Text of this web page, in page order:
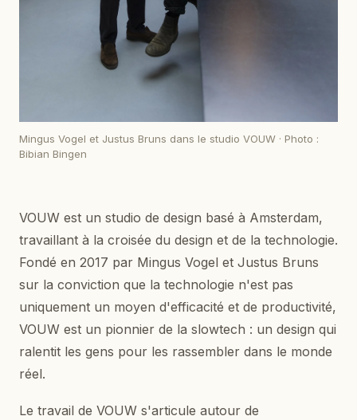
Mingus Vogel et Justus Bruns dans le studio VOUW · Photo :
Bibian Bingen
VOUW est un studio de design basé à Amsterdam,
travaillant à la croisée du design et de la technologie.
Fondé en 2017 par Mingus Vogel et Justus Bruns
sur la conviction que la technologie n'est pas
uniquement un moyen d'efficacité et de productivité,
VOUW est un pionnier de la slowtech : un design qui
ralentit les gens pour les rassembler dans le monde
réel.
Le travail de VOUW s'articule autour de